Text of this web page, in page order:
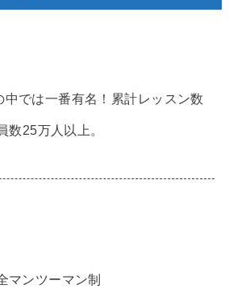
中では一番有名！累計レッスン数
数25万人以上。
マンツーマン制